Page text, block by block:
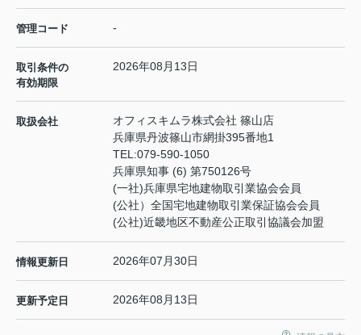
管理コード -
取引条件の
有効期限
2026年08月13日
取扱会社
オフィスキムラ株式会社 篠山店
兵庫県丹波篠山市網掛395番地1
TEL:079-590-1050
兵庫県知事 (6) 第750126号
(一社)兵庫県宅地建物取引業協会会員
(公社）全国宅地建物取引業保証協会会員
(公社)近畿地区不動産公正取引協議会加盟
情報更新日 2026年07月30日
更新予定日 2026年08月13日